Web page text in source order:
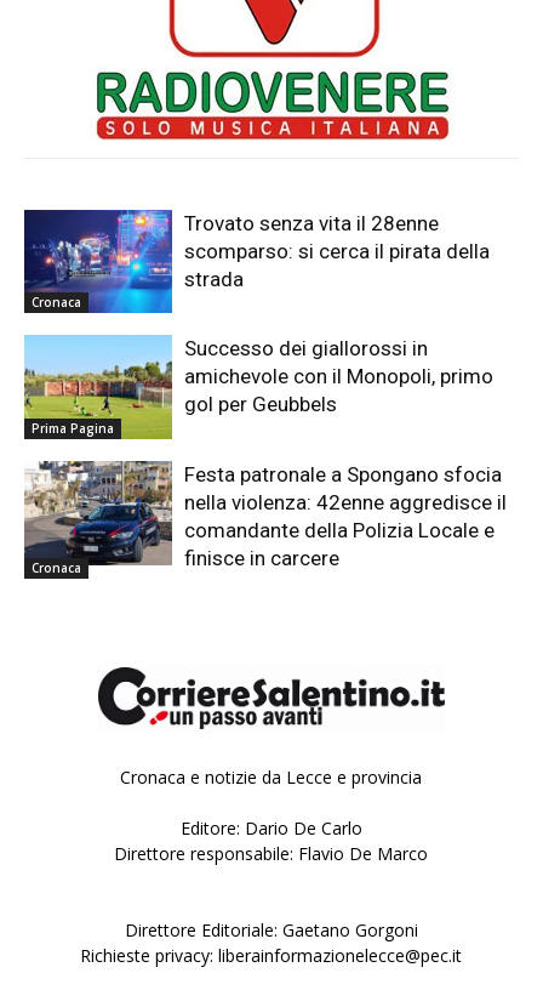
Cronaca
Trovato senza vita il 28enne
scomparso: si cerca il pirata della
strada
Prima Pagina
Successo dei giallorossi in
amichevole con il Monopoli, primo
gol per Geubbels
Cronaca
Festa patronale a Spongano sfocia
nella violenza: 42enne aggredisce il
comandante della Polizia Locale e
finisce in carcere
Cronaca e notizie da Lecce e provincia
Editore: Dario De Carlo
Direttore responsabile: Flavio De Marco
Direttore Editoriale: Gaetano Gorgoni
Richieste privacy: liberainformazionelecce@pec.it